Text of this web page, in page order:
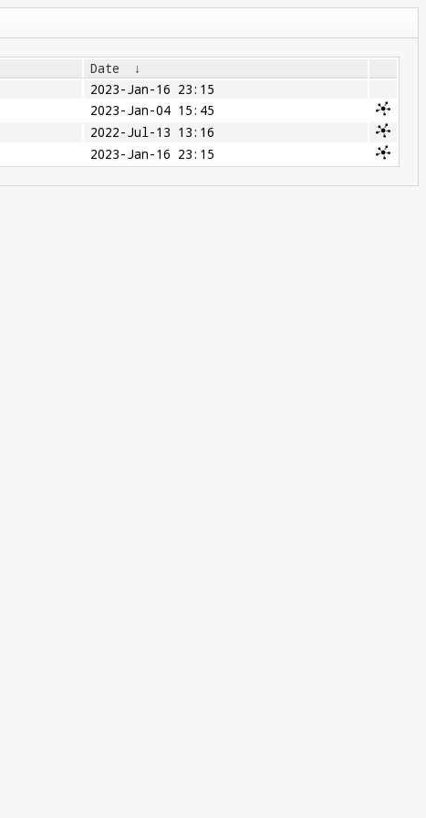
Date
↓
2023-Jan-16 23:15
2023-Jan-04 15:45
2022-Jul-13 13:16
2023-Jan-16 23:15